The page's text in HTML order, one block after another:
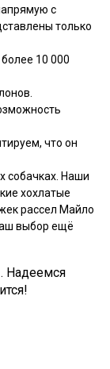
с
только
10 000
что он
собачках. Наши
хохлатые
рассел Майло
выбор ещё
Надеемся